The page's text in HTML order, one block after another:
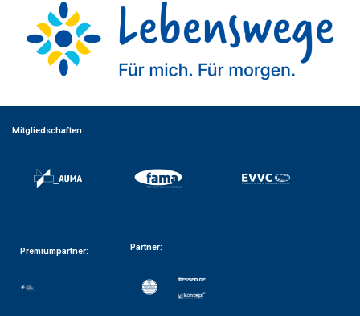
Mitgliedschaften:
Premiumpartner: Partner: